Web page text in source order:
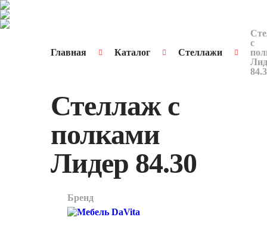
Главная Каталог Стеллажи
с
Стеллаж с
полками
Лидер 84.30
арт.
Бренд